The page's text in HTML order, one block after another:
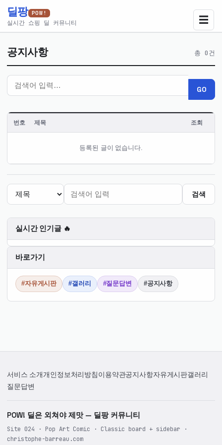
딜팡 POW!
실시간 쇼핑 딜 커뮤니티 ☰
공지사항 총 0건
GO
—
번호 제목 조회
등록된 글이 없습니다.
검색
실시간 인기글 🔥
바로가기
#자유게시판 #갤러리 #질문답변 #공지사항
서비스 소개개인정보처리방침 이용약관공지사항자유게시판갤러리
질문답변
POW! 딜은 외쳐야 제맛 — 딜팡 커뮤니티
Site 024 · Pop Art Comic · Classic board + sidebar ·
christophe-barreau.com